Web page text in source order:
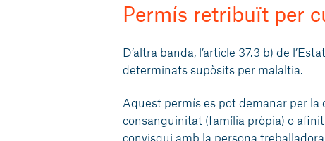
Permís retribuït per
D’altra banda, l’article 37.3 b) de
determinats supòsits per malaltia.
Aquest permís es pot demanar per
consanguinitat (família pròpia) o
convisqui amb la persona